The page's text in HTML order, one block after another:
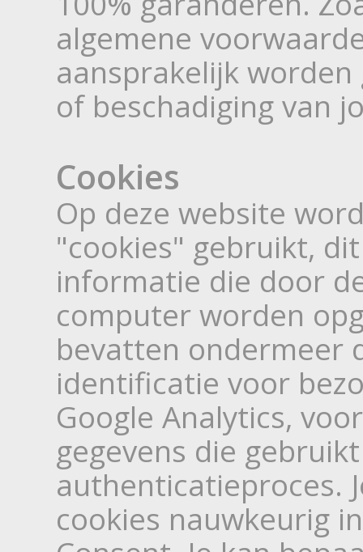
algemene
aansprakelijk
of beschadiging van
Cookies
Op deze website
"cookies" gebruikt,
informatie die door
computer worden
bevatten ondermeer
identificatie voor
Google Analytics,
gegevens die
authenticatieproces.
cookies nauwkeurig